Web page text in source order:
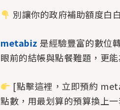
別讓你的政府補助額度白
metabiz 是經驗豐富的數位
眼前的結帳與點餐難題，更
[點擊這裡，立即預約
點數，用最划算的預算換上